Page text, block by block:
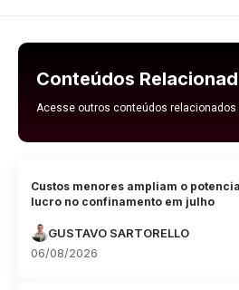
Conteúdos
Acesse outros conteúdos relacionados
Custos menores ampliam o
lucro no confinamento em julho
GUSTAVO SARTORELLO
06/08/2026